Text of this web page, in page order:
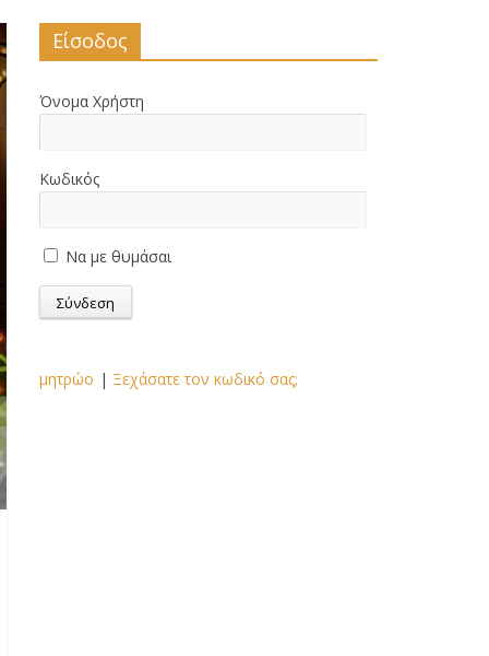
Είσοδος
Όνομα Χρήστη
Κωδικός
Να με θυμάσαι
μητρώο | Ξεχάσατε τον κωδικό σας;